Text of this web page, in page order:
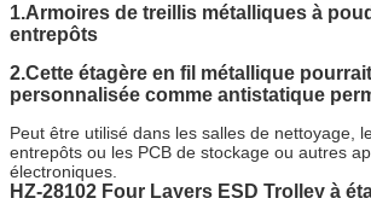
1.Armoires de treillis métalliques à
entrepôts
2.Cette étagère en fil métallique
personnalisée comme antistatique
Peut être utilisé dans les salles de nettoyage,
entrepôts ou les PCB de stockage ou autres
électroniques.
HZ-28102 Four Layers ESD Trolley à